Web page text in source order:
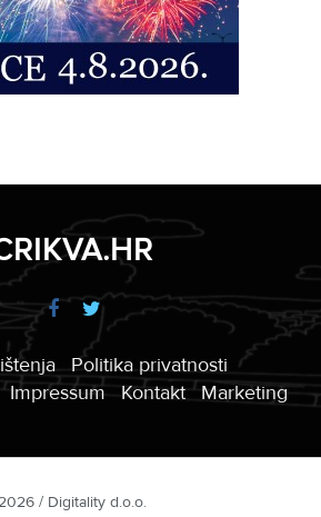
Politika privatnosti
Impressum Kontakt Marketing
/ Digitality d.o.o.